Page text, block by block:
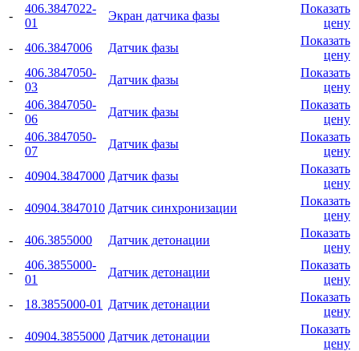
-
406.3847022-
01
Экран датчика фазы
Показать
цену
-
406.3847006 Датчик фазы
Показать
цену
-
406.3847050-
03
Датчик фазы
Показать
цену
-
406.3847050-
06
Датчик фазы
Показать
цену
-
406.3847050-
07
Датчик фазы
Показать
цену
-
40904.3847000 Датчик фазы
Показать
цену
-
40904.3847010 Датчик синхронизации
Показать
цену
-
406.3855000 Датчик детонации
Показать
цену
-
406.3855000-
01
Датчик детонации
Показать
цену
-
18.3855000-01 Датчик детонации
Показать
цену
-
40904.3855000 Датчик детонации
Показать
цену